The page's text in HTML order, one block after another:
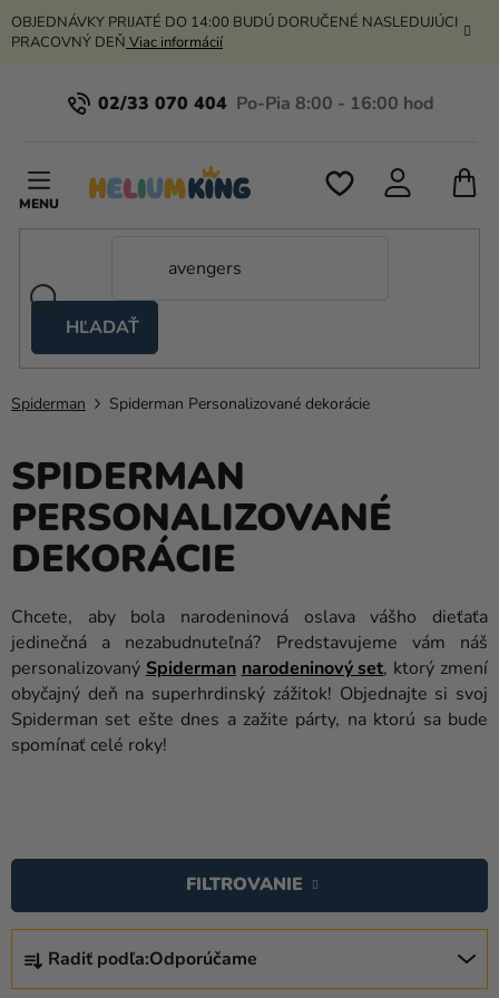
Prejsť
na
OBJEDNÁVKY PRIJATÉ DO 14:00 BUDÚ DORUČENÉ NASLEDUJÚCI
PRACOVNÝ DEŇ Viac informácií
02/33 070 404
HĽADAŤ
stany
Kanekalon
Hélium
a
balóny
Svadba
Výzdoba
a
doplnky
Karnevalové
Novinky
Spiderman Spiderman Personalizované dekorácie
SPIDERMAN
PERSONALIZOVANÉ
DEKORÁCIE
Chcete, aby bola narodeninová oslava vášho dieťaťa
jedinečná a nezabudnuteľná? Predstavujeme vám náš
personalizovaný Spiderman narodeninový set, ktorý zmení
obyčajný deň na superhrdinský zážitok! Objednajte si svoj
Spiderman set ešte dnes a zažite párty, na ktorú sa bude
spomínať celé roky!
A
Radiť podľa:Odporúčame
FILTROVANIE
Ý
P
I
S
P